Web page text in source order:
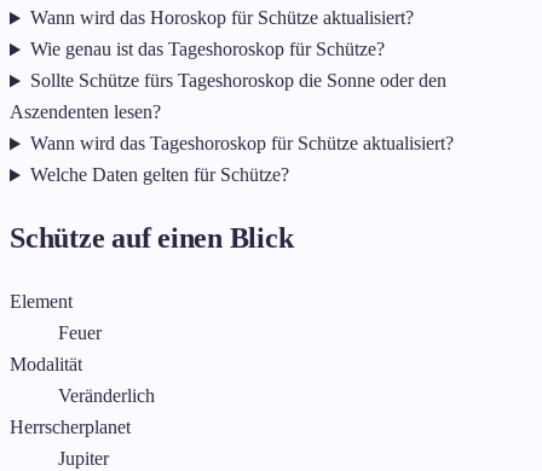
Wann wird das Horoskop für Schütze aktualisiert?
Wie genau ist das Tageshoroskop für Schütze?
Sollte Schütze fürs Tageshoroskop die Sonne oder den
Aszendenten lesen?
Wann wird das Tageshoroskop für Schütze aktualisiert?
Welche Daten gelten für Schütze?
Schütze auf einen Blick
Element
Feuer
Modalität
Veränderlich
Herrscherplanet
Jupiter